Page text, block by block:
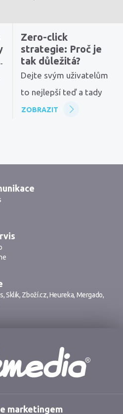
Zero-click
strategie: Proč je
tak důležitá?
Dejte svým uživatelům
to nejlepší teď a tady
ZOBRAZIT
,Sklik, Zboží.cz,Heureka, Mergado,
marketingem